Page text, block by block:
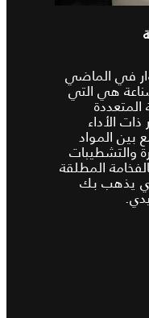
في الماضي
هي التي
المتعددة
الأداء
بين المواد
والتشطيبات
المطلقة
يذهب بك